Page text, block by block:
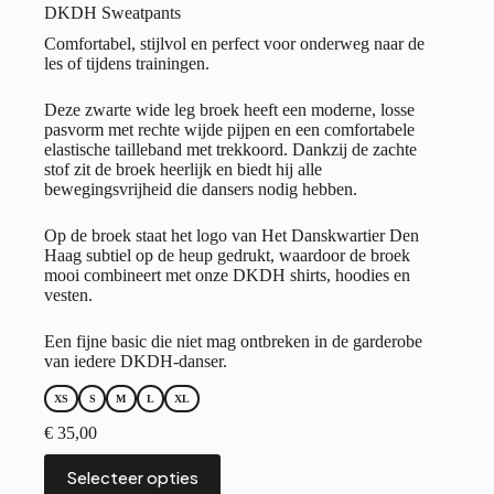
DKDH Sweatpants
Comfortabel, stijlvol en perfect voor onderweg naar de
les of tijdens trainingen.
Deze zwarte wide leg broek heeft een moderne, losse
pasvorm met rechte wijde pijpen en een comfortabele
elastische tailleband met trekkoord. Dankzij de zachte
stof zit de broek heerlijk en biedt hij alle
bewegingsvrijheid die dansers nodig hebben.
Op de broek staat het logo van Het Danskwartier Den
Haag subtiel op de heup gedrukt, waardoor de broek
mooi combineert met onze DKDH shirts, hoodies en
vesten.
Een fijne basic die niet mag ontbreken in de garderobe
van iedere DKDH-danser.
XS S M L XL
€ 35,00
Selecteer opties
Dit
product